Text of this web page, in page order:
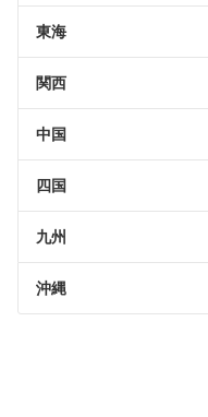
東海
関西
中国
四国
九州
沖縄